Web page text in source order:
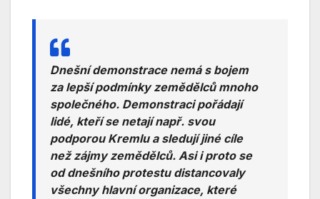
Dnešní demonstrace nemá s bojem
za lepší podmínky zemědělců mnoho
společného. Demonstraci pořádají
lidé, kteří se netají např. svou
podporou Kremlu a sledují jiné cíle
než zájmy zemědělců. Asi i proto se
od dnešního protestu distancovaly
všechny hlavní organizace, které